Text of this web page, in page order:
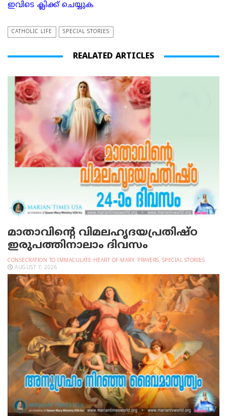
ഇവിടെ ക്ലിക്ക് ചെയ്യുക
CATHOLIC LIFE SPECIAL STORIES
REALATED ARTICLES
മാതാവിന്റെ വിമലഹൃദയപ്രതിഷ്ഠ
ഇരുപത്തിനാലാം ദിവസം
CONSECRATION TO IMMACULATE HEART OF MARY, PRAYERS, SPECIAL STORIES
AUGUST 7, 2026